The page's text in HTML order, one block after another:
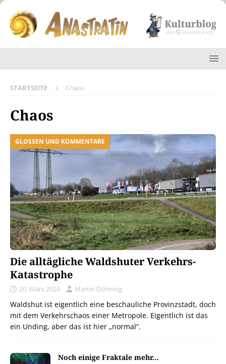
STARTSEITE Chaos
Chaos
GLOSSEN UND KOMMENTARE
Die alltägliche Waldshuter Verkehrs-
Katastrophe
20. März 2024 Martin Dühning
Waldshut ist eigentlich eine beschauliche Provinzstadt, doch
mit dem Verkehrschaos einer Metropole. Eigentlich ist das
ein Unding, aber das ist hier „normal“.
Noch einige Fraktale mehr…